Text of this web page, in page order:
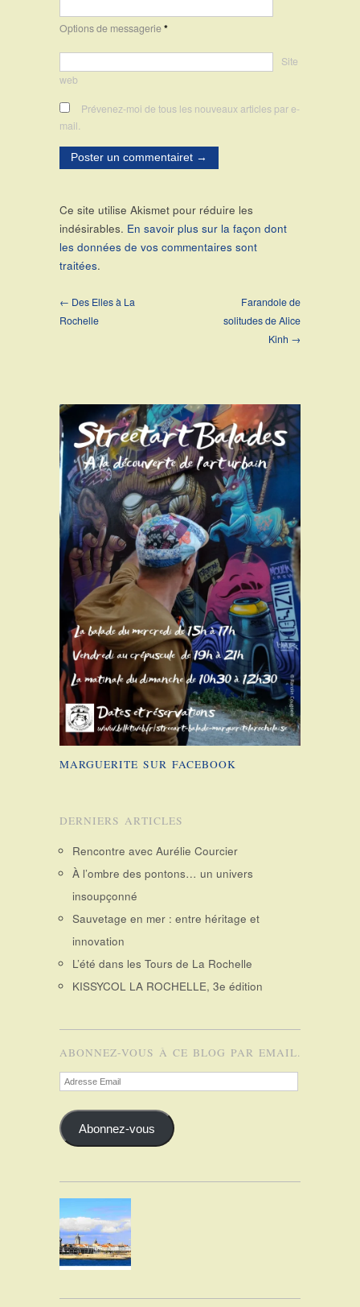
Options de messagerie*
Site
web
Prévenez-moi de tous les nouveaux articles par e-
mail.
Ce site utilise Akismet pour réduire les
indésirables. En savoir plus sur la façon dont
les données de vos commentaires sont
traitées.
← Des Elles à La
Rochelle
Farandole de
solitudes de Alice
Kinh →
MARGUERITE SUR FACEBOOK
DERNIERS ARTICLES
Rencontre avec Aurélie Courcier
À l’ombre des pontons… un univers
insoupçonné
Sauvetage en mer : entre héritage et
innovation
L’été dans les Tours de La Rochelle
KISSYCOL LA ROCHELLE, 3e édition
ABONNEZ-VOUS À CE BLOG PAR EMAIL.
Adresse
Email
Abonnez-vous